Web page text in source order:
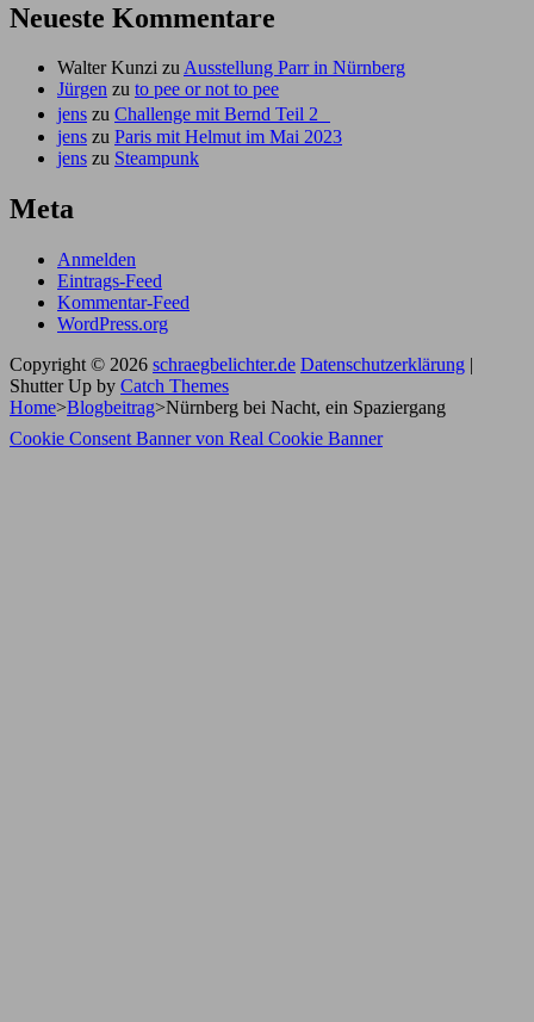
Neueste Kommentare
Walter Kunzi zuAusstellung Parr in Nürnberg
Jürgen zu to pee or not to pee
jens zu Challenge mit Bernd Teil 2
jens zu Paris mit Helmut im Mai 2023
jens zu Steampunk
Meta
Anmelden
Eintrags-Feed
Kommentar-Feed
WordPress.org
Copyright © 2026 schraegbelichter.de Datenschutzerklärung |
Shutter Up by Catch Themes
Home>Blogbeitrag>Nürnberg bei Nacht, ein Spaziergang
Scroll
Cookie Consent Banner von Real Cookie Banner